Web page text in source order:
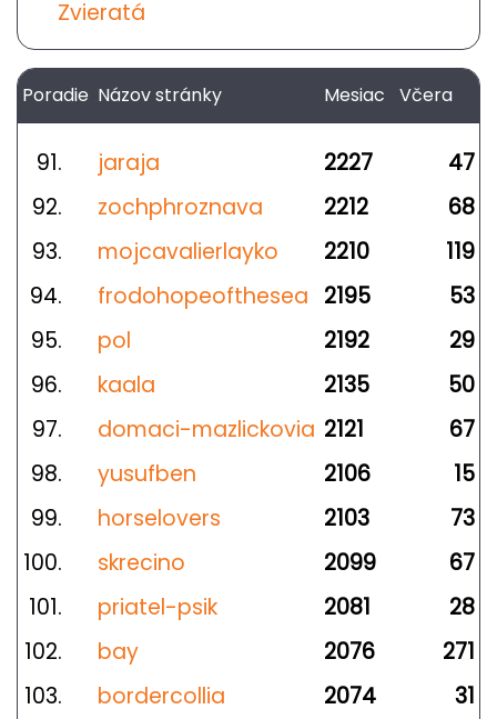
Zvieratá
Poradie Názov stránky Mesiac Včera
91. jaraja 2227
47
92.
zochphroznava 2212
68
93.
mojcavalierlayko 2210
119
94.
frodohopeofthesea 2195
53
95.
pol 2192
29
96.
kaala 2135
50
97.
domaci-mazlickovia 2121
67
98.
yusufben 2106
15
99.
horselovers 2103
73
100.
skrecino 2099
67
101.
priatel-psik 2081
28
102.
bay 2076
271
103.
bordercollia 2074
31